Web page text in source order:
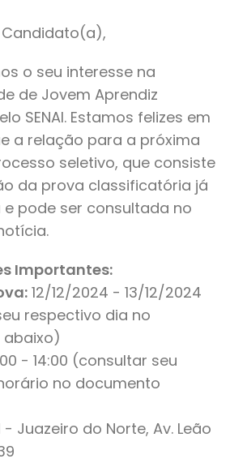
o seu interesse na
de Jovem Aprendiz
SENAI. Estamos felizes em
a relação para a próxima
seletivo, que consiste
da prova classificatória já
pode ser consultada no
Importantes:
12/12/2024 - 13/12/2024
respectivo dia no
- 14:00 (consultar seu
no documento
- Juazeiro do Norte, Av. Leão